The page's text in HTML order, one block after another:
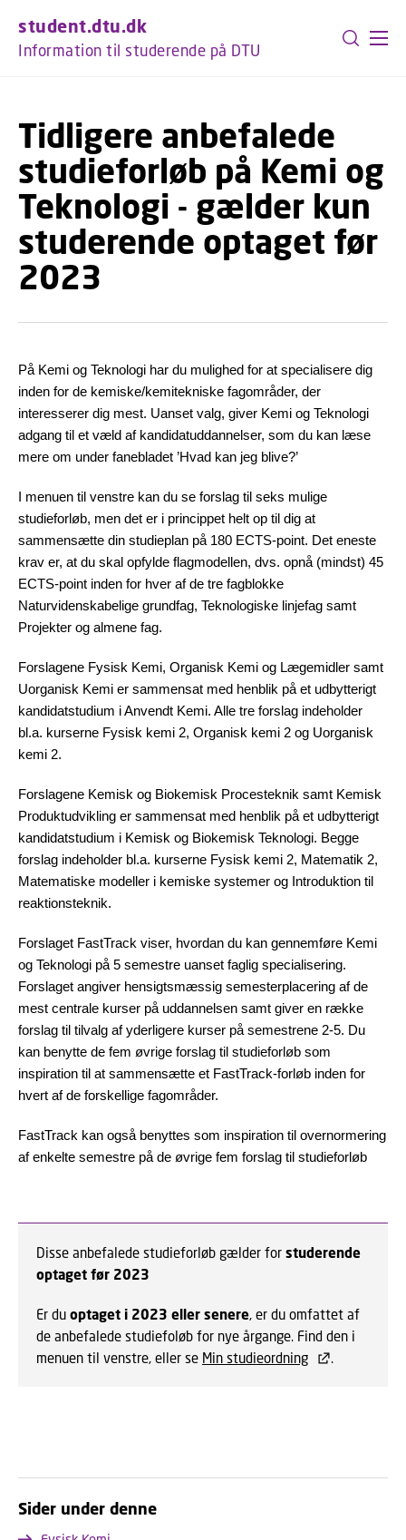
student.dtu.dk
Information til studerende på DTU
Tidligere anbefalede
studieforløb på Kemi og
Teknologi - gælder kun
studerende optaget før
2023
På Kemi og Teknologi har du mulighed for at specialisere dig
inden for de kemiske/kemitekniske fagområder, der
interesserer dig mest. Uanset valg, giver Kemi og Teknologi
adgang til et væld af kandidatuddannelser, som du kan læse
mere om under fanebladet ’Hvad kan jeg blive?’
I menuen til venstre kan du se forslag til seks mulige
studieforløb, men det er i princippet helt op til dig at
sammensætte din studieplan på 180 ECTS-point. Det eneste
krav er, at du skal opfylde flagmodellen, dvs. opnå (mindst) 45
ECTS-point inden for hver af de tre fagblokke
Naturvidenskabelige grundfag, Teknologiske linjefag samt
Projekter og almene fag.
Forslagene Fysisk Kemi, Organisk Kemi og Lægemidler samt
Uorganisk Kemi er sammensat med henblik på et udbytterigt
kandidatstudium i Anvendt Kemi. Alle tre forslag indeholder
bl.a. kurserne Fysisk kemi 2, Organisk kemi 2 og Uorganisk
kemi 2.
Forslagene Kemisk og Biokemisk Procesteknik samt Kemisk
Produktudvikling er sammensat med henblik på et udbytterigt
kandidatstudium i Kemisk og Biokemisk Teknologi. Begge
forslag indeholder bl.a. kurserne Fysisk kemi 2, Matematik 2,
Matematiske modeller i kemiske systemer og Introduktion til
reaktionsteknik.
Forslaget FastTrack viser, hvordan du kan gennemføre Kemi
og Teknologi på 5 semestre uanset faglig specialisering.
Forslaget angiver hensigtsmæssig semesterplacering af de
mest centrale kurser på uddannelsen samt giver en række
forslag til tilvalg af yderligere kurser på semestrene 2-5. Du
kan benytte de fem øvrige forslag til studieforløb som
inspiration til at sammensætte et FastTrack-forløb inden for
hvert af de forskellige fagområder.
FastTrack kan også benyttes som inspiration til overnormering
af enkelte semestre på de øvrige fem forslag til studieforløb
Disse anbefalede studieforløb gælder for studerende
optaget før 2023
Er du optaget i 2023 eller senere, er du omfattet af
de anbefalede studiefoløb for nye årgange. Find den i
menuen til venstre, eller se Min studieordning .
Sider under denne